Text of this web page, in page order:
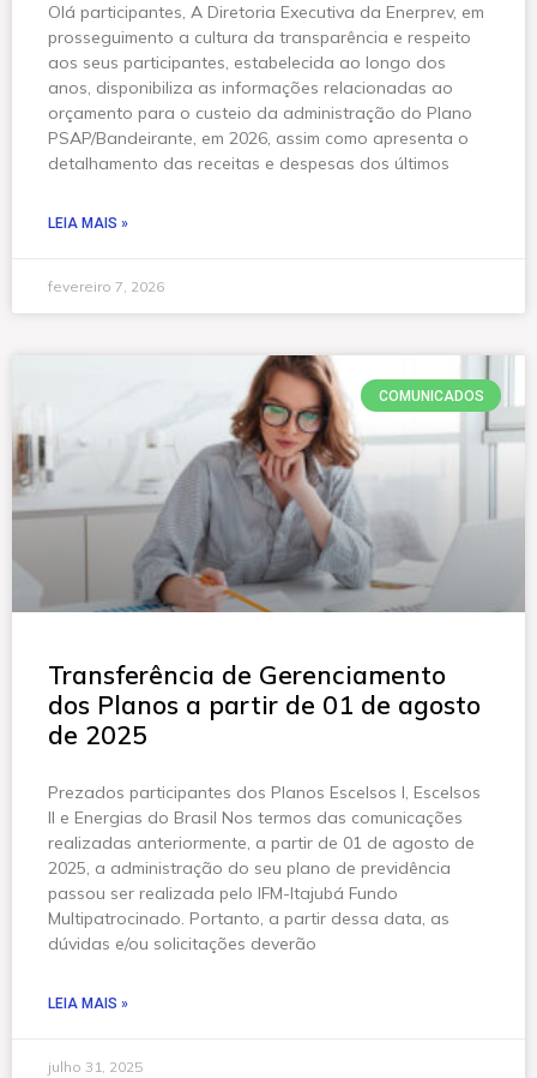
Olá participantes, A Diretoria Executiva da Enerprev, em
prosseguimento a cultura da transparência e respeito
aos seus participantes, estabelecida ao longo dos
anos, disponibiliza as informações relacionadas ao
orçamento para o custeio da administração do Plano
PSAP/Bandeirante, em 2026, assim como apresenta o
detalhamento das receitas e despesas dos últimos
LEIA MAIS »
fevereiro 7, 2026
COMUNICADOS
Transferência de Gerenciamento
dos Planos a partir de 01 de agosto
de 2025
Prezados participantes dos Planos Escelsos I, Escelsos
II e Energias do Brasil Nos termos das comunicações
realizadas anteriormente, a partir de 01 de agosto de
2025, a administração do seu plano de previdência
passou ser realizada pelo IFM-Itajubá Fundo
Multipatrocinado. Portanto, a partir dessa data, as
dúvidas e/ou solicitações deverão
LEIA MAIS »
julho 31, 2025